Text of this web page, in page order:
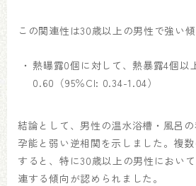
この関連性は30歳以上の男性で強い
熱曝露0個に対して、熱暴露4個以
0.60（95％CI: 0.34-1.04）
結論として、男性の温水浴槽・風呂
孕能と弱い逆相関を示しました。複
すると、特に30歳以上の男性におい
連する傾向が認められました。